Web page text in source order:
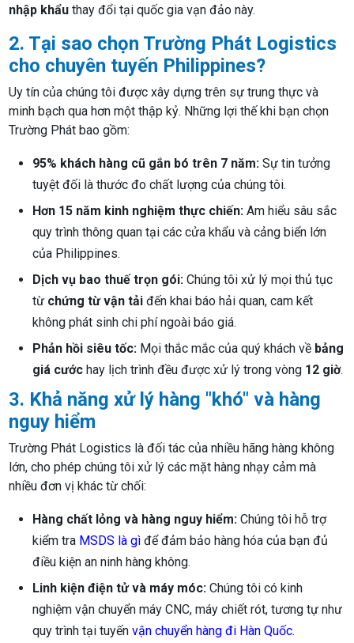
nhập khẩu thay đổi tại quốc gia vạn đảo này.
2. Tại sao chọn Trường Phát Logistics
cho chuyên tuyến Philippines?
Uy tín của chúng tôi được xây dựng trên sự trung thực và
minh bạch qua hơn một thập kỷ. Những lợi thế khi bạn chọn
Trường Phát bao gồm:
95% khách hàng cũ gắn bó trên 7 năm: Sự tin tưởng
tuyệt đối là thước đo chất lượng của chúng tôi.
Hơn 15 năm kinh nghiệm thực chiến: Am hiểu sâu sắc
quy trình thông quan tại các cửa khẩu và cảng biển lớn
của Philippines.
Dịch vụ bao thuế trọn gói: Chúng tôi xử lý mọi thủ tục
từ chứng từ vận tải đến khai báo hải quan, cam kết
không phát sinh chi phí ngoài báo giá.
Phản hồi siêu tốc: Mọi thắc mắc của quý khách về bảng
giá cước hay lịch trình đều được xử lý trong vòng 12 giờ.
3. Khả năng xử lý hàng "khó" và hàng
nguy hiểm
Trường Phát Logistics là đối tác của nhiều hãng hàng không
lớn, cho phép chúng tôi xử lý các mặt hàng nhạy cảm mà
nhiều đơn vị khác từ chối:
Hàng chất lỏng và hàng nguy hiểm: Chúng tôi hỗ trợ
kiểm tra MSDS là gì để đảm bảo hàng hóa của bạn đủ
điều kiện an ninh hàng không.
Linh kiện điện tử và máy móc: Chúng tôi có kinh
nghiệm vận chuyển máy CNC, máy chiết rót, tương tự như
quy trình tại tuyếnvận chuyển hàng đi Hàn Quốc.